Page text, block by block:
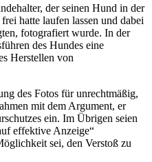
der seinen Hund in der
hatte laufen lassen und dabei
fotografiert wurde. In der
des Hundes eine
Herstellen von
des Fotos für unrechtmäßig,
mit dem Argument, er
ein. Im Übrigen seien
effektive Anzeige“
sei, den Verstoß zu